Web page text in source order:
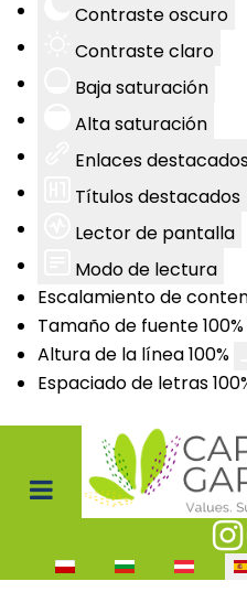
Contraste oscuro
Contraste claro
Baja saturación
Alta saturación
Enlaces
Títulos destacados
Lector de pantalla
Modo de lectura
Escalamiento de
Tamaño de fuente100%
Altura de la línea100%
Espaciado de letras100
Seleccione su idioma